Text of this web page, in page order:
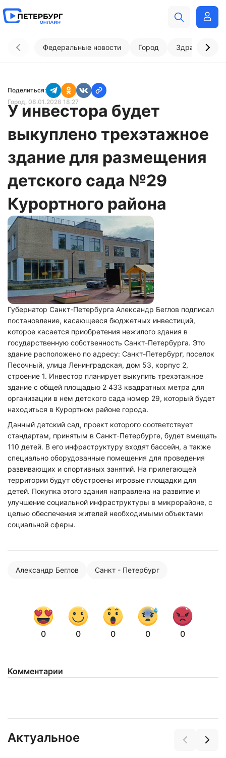
Федеральные новости Город
Поделиться:
Город, 08.01.2026 18:27
У инвестора будет
выкуплено трехэтажное
здание для размещения
детского сада №29
Курортного района
Губернатор Санкт-Петербурга Александр Беглов подписал
постановление, касающееся бюджетных инвестиций,
которое касается приобретения нежилого здания в
государственную собственность Санкт-Петербурга. Это
здание расположено по адресу: Санкт-Петербург, поселок
Песочный, улица Ленинградская, дом 53, корпус 2,
строение 1. Инвестор планирует выкупить трехэтажное
здание с общей площадью 2 433 квадратных метра для
организации в нем детского сада номер 29, который будет
находиться в Курортном районе города.
Данный детский сад, проект которого соответствует
стандартам, принятым в Санкт-Петербурге, будет вмещать
110 детей. В его инфраструктуру входят бассейн, а также
специально оборудованные помещения для проведения
развивающих и спортивных занятий. На прилегающей
территории будут обустроены игровые площадки для
детей. Покупка этого здания направлена на развитие и
улучшение социальной инфраструктуры в микрорайоне, с
целью обеспечения жителей необходимыми объектами
социальной сферы.
Александр Беглов Санкт - Петербург
0 0 0 0 0
Комментарии
АктуальноеНажимая на кнопку "Отправить" вы
соглашаетесь с
политикой конфиденциальности